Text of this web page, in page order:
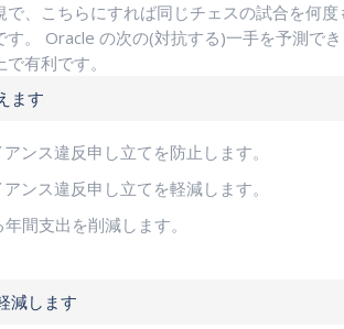
、こちらにすれば同じチェスの試合を何度
す。 Oracle の次の(対抗する)一手を予測でき
有利です。
ます
ンス違反申し立てを防止します。
ンス違反申し立てを軽減します。
間支出を削減します。
減します